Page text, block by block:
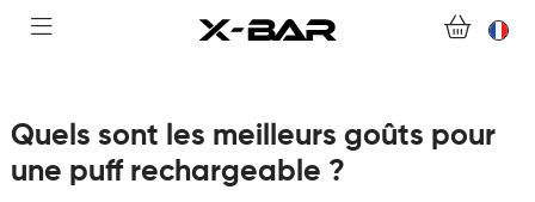
COLLECTIONS
Quels sont les meilleurs goûts pour
une puff rechargeable ?